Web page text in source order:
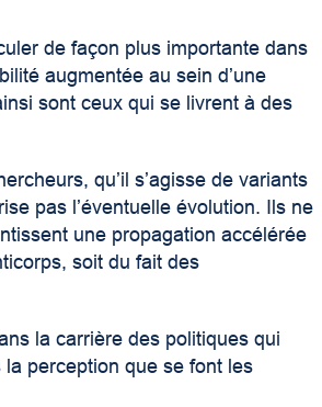
de façon plus importante dans
augmentée au sein d’une
sont ceux qui se livrent à des
qu’il s’agisse de variants
pas l’éventuelle évolution. Ils ne
une propagation accélérée
soit du fait des
la carrière des politiques qui
perception que se font les